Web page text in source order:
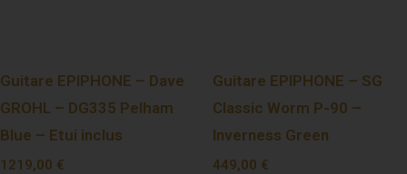
Guitare EPIPHONE – Dave
GROHL – DG335 Pelham
Blue – Etui inclus
1219,00 €
Guitare EPIPHONE – SG
Classic Worm P-90 –
Inverness Green
449,00 €